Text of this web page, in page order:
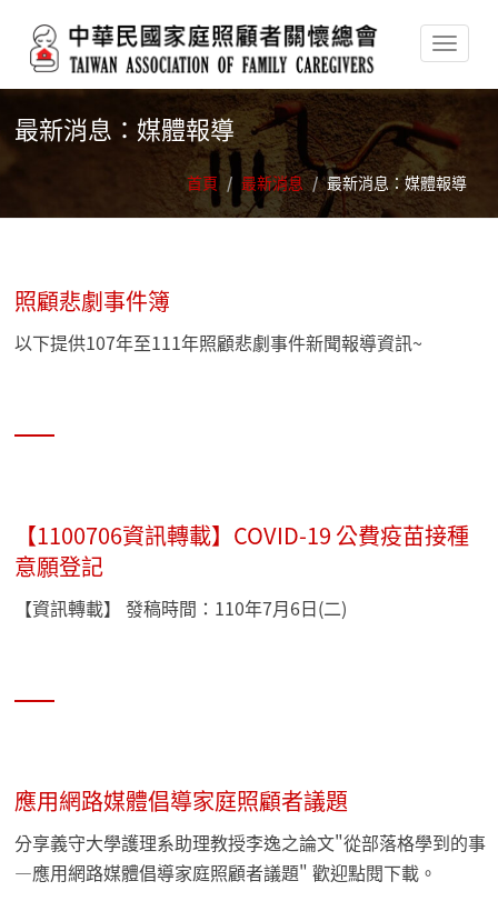
最新消息：媒體報導
首頁 / 最新消息 / 最新消息：媒體報導
照顧悲劇事件簿
以下提供107年至111年照顧悲劇事件新聞報導資訊~
【1100706資訊轉載】COVID-19 公費疫苗接種
意願登記
【資訊轉載】 發稿時間：110年7月6日(二)
應用網路媒體倡導家庭照顧者議題
分享義守大學護理系助理教授李逸之論文"從部落格學到的事
—應用網路媒體倡導家庭照顧者議題" 歡迎點閱下載。